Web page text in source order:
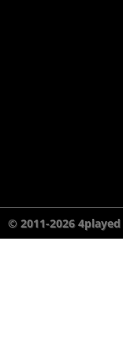
© 2011-2026 4played